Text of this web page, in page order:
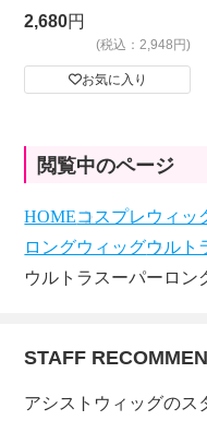
2,680円
(税込：2,948円)
お気に入り
閲覧中のページ
HOMEコスプレウィッ
ロングウィッグウルト
ウルトラスーパーロ
STAFF
アシストウィッグのス